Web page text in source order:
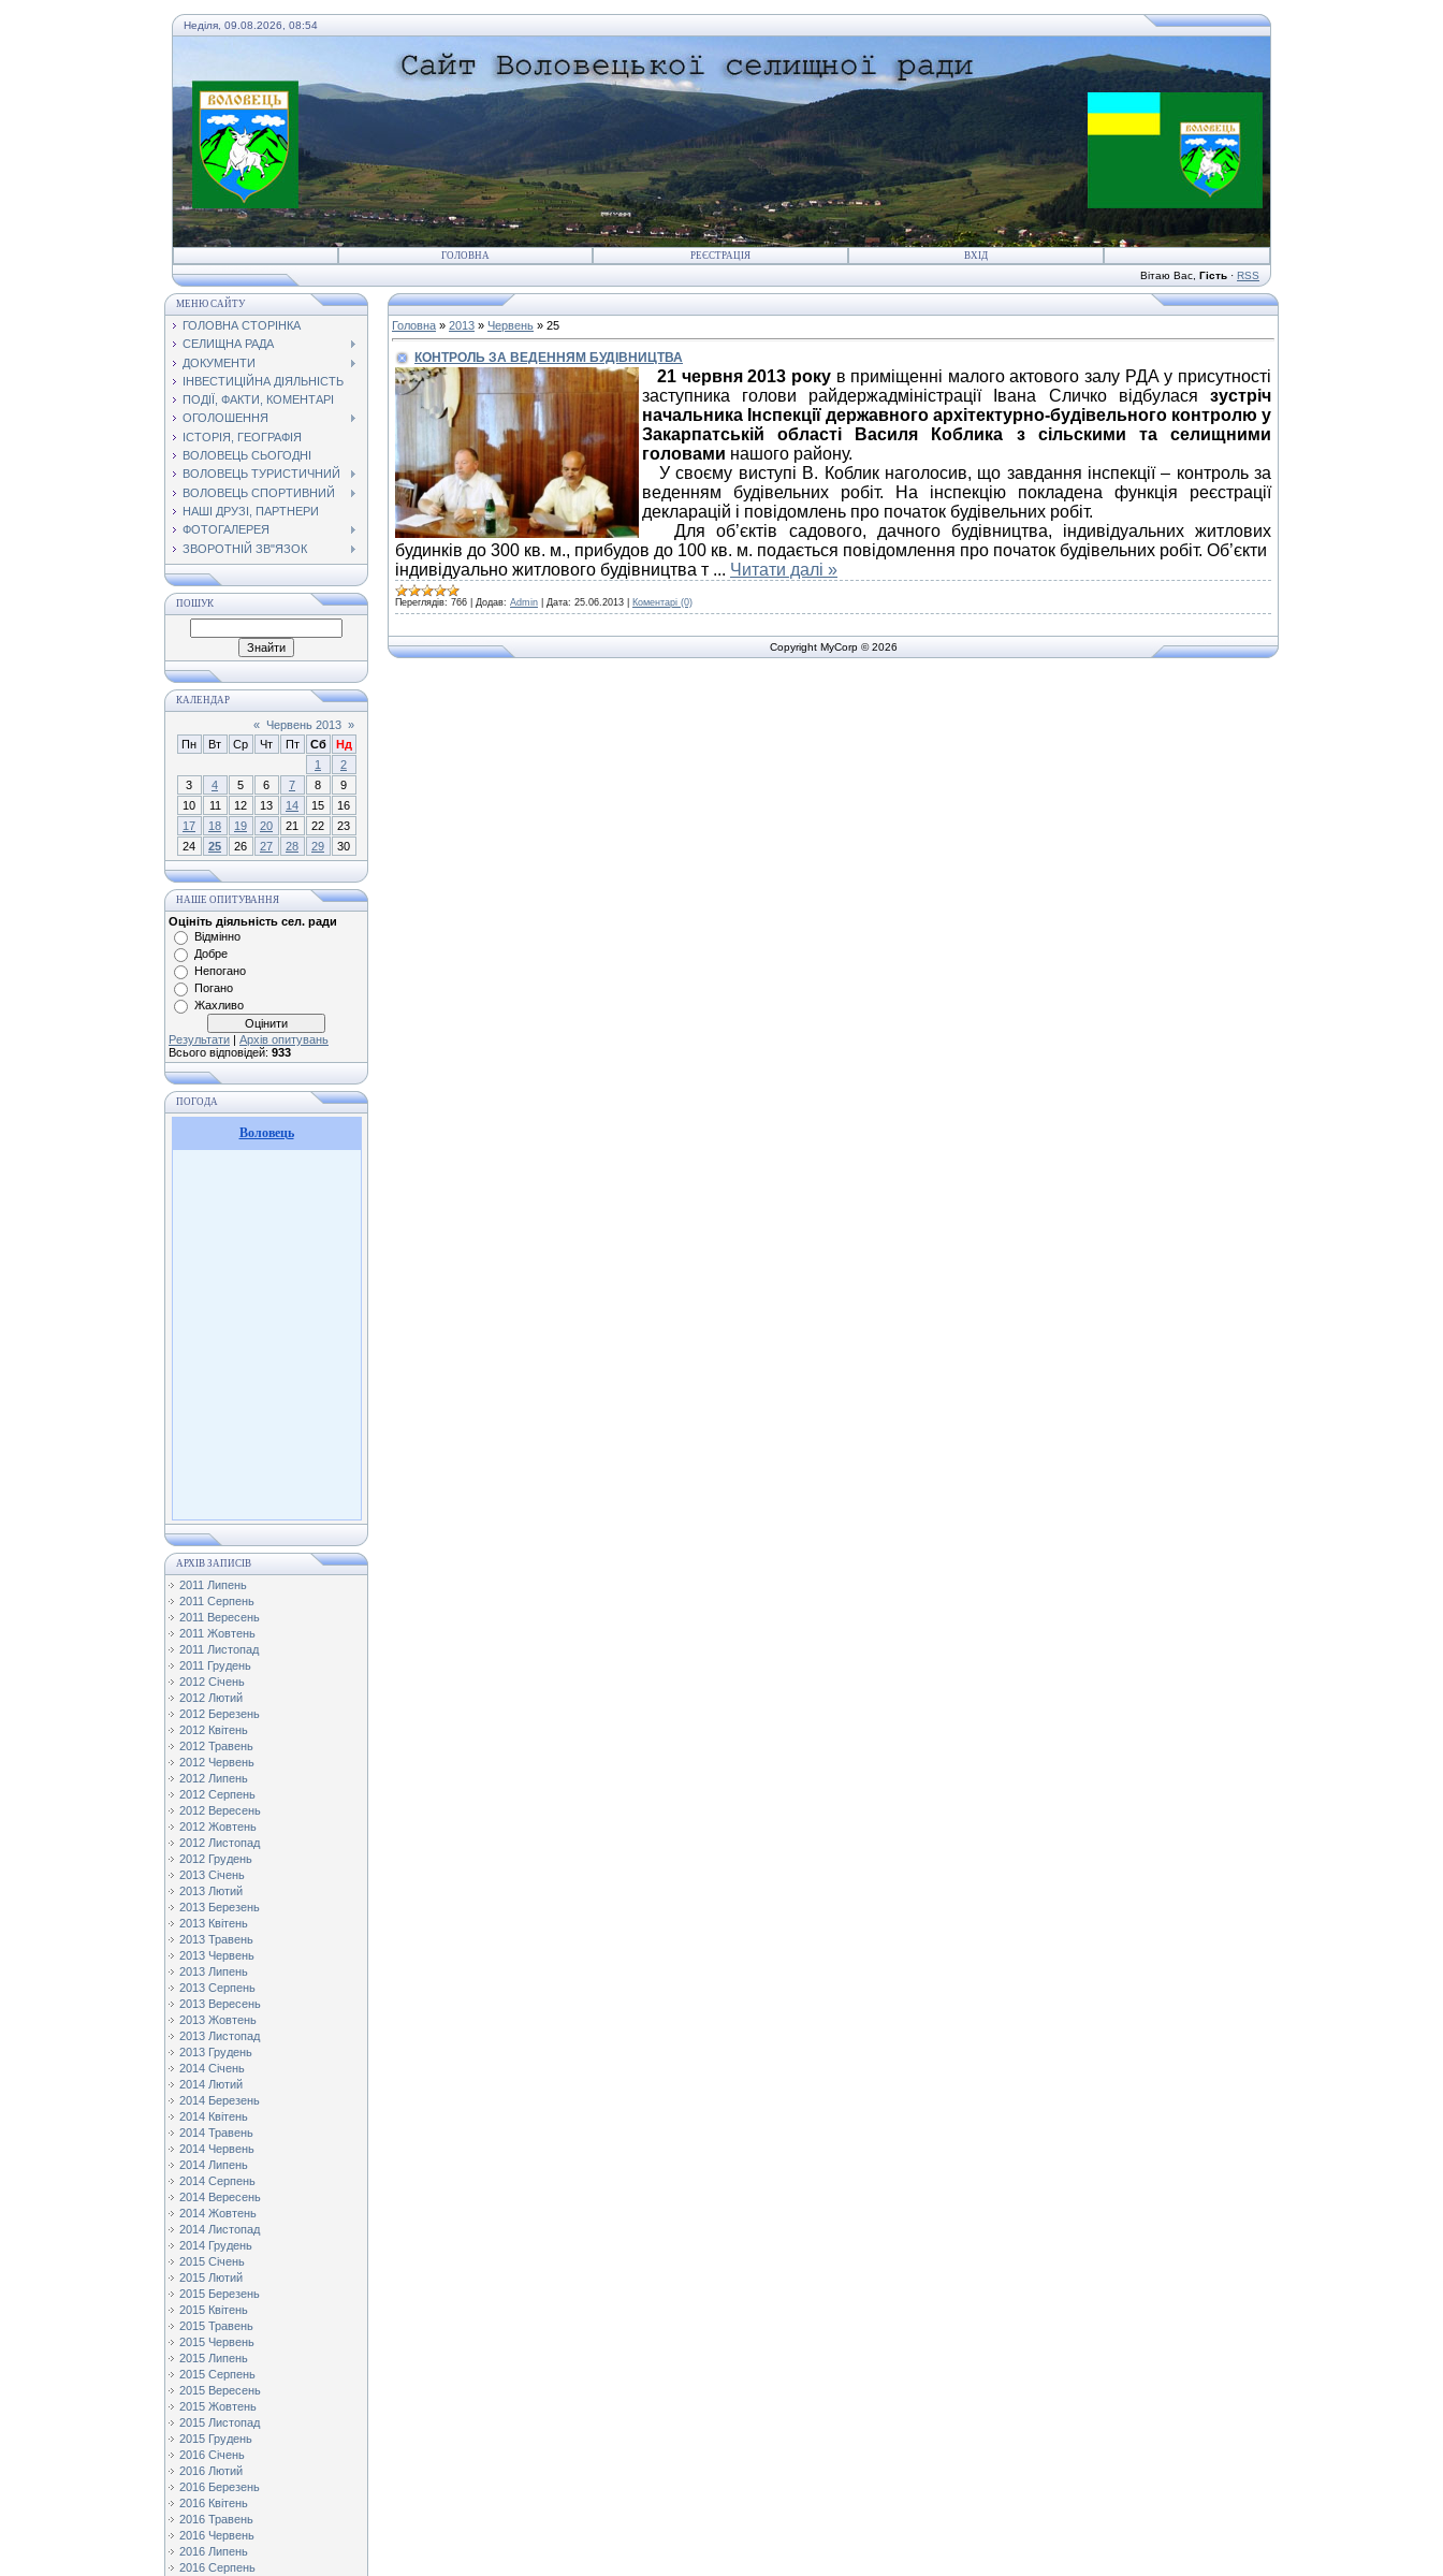
Неділя, 09.08.2026, 08:54
ГОЛОВНА РЕЄСТРАЦІЯ ВХІД
Вітаю Вас Гість · RSS
МЕНЮ САЙТУ
ГОЛОВНА СТОРІНКА
СЕЛИЩНА РАДА
ДОКУМЕНТИ
ІНВЕСТИЦІЙНА ДІЯЛЬНІСТЬ
ПОДІЇ, ФАКТИ, КОМЕНТАРІ
ОГОЛОШЕННЯ
ІСТОРІЯ, ГЕОГРАФІЯ
ВОЛОВЕЦЬ СЬОГОДНІ
ВОЛОВЕЦЬ ТУРИСТИЧНИЙ
ВОЛОВЕЦЬ СПОРТИВНИЙ
НАШІ ДРУЗІ, ПАРТНЕРИ
ФОТОГАЛЕРЕЯ
ЗВОРОТНІЙ ЗВ"ЯЗОК
ПОШУК
КАЛЕНДАР
« Червень 2013 »
Пн
Вт Ср Чт Пт Сб
Нд
1
2
3
4 5 6 7 8
9
10
11 12 13 14 15
16
17
18 19 20 21 22
23
24
25 26 27 28 29 30
НАШЕ ОПИТУВАННЯ
Оцініть діяльність сел. ради
Відмінно
Добре
Непогано
Погано
Жахливо
Результати | Архів опитувань
Всього відповідей: 933
ПОГОДА
Воловець
АРХІВ ЗАПИСІВ
2011 Липень
2011 Серпень
2011 Вересень
2011 Жовтень
2011 Листопад
2011 Грудень
2012 Січень
2012 Лютий
2012 Березень
2012 Квітень
2012 Травень
2012 Червень
2012 Липень
2012 Серпень
2012 Вересень
2012 Жовтень
2012 Листопад
2012 Грудень
2013 Січень
2013 Лютий
2013 Березень
2013 Квітень
2013 Травень
2013 Червень
2013 Липень
2013 Серпень
2013 Вересень
2013 Жовтень
2013 Листопад
2013 Грудень
2014 Січень
2014 Лютий
2014 Березень
2014 Квітень
2014 Травень
2014 Червень
2014 Липень
2014 Серпень
2014 Вересень
2014 Жовтень
2014 Листопад
2014 Грудень
2015 Січень
2015 Лютий
2015 Березень
2015 Квітень
2015 Травень
2015 Червень
2015 Липень
2015 Серпень
2015 Вересень
2015 Жовтень
2015 Листопад
2015 Грудень
2016 Січень
2016 Лютий
2016 Березень
2016 Квітень
2016 Травень
2016 Червень
2016 Липень
2016 Серпень
Головна » 2013 » Червень » 25
КОНТРОЛЬ ЗА ВЕДЕННЯМ БУДІВНИЦТВА
21 червня 2013 року в приміщенні малого актового залу РДАу присутності
заступника голови райдержадміністрації Івана Сличко відбулася зустріч
начальника Інспекції державного архітектурно-будівельного контролю у
Закарпатській області Василя Коблика з сільскими та селищними
головами нашого району.
У своєму виступі В. Коблик наголосив, що завдання інспекції – контроль за
веденням будівельних робіт. На інспекцію покладена функція реєстрації
декларацій і повідомлень про початок будівельних робіт.
Для об’єктів садового, дачного будівництва, індивідуальних житлових
будинків до 300 кв. м., прибудов до 100 кв. м. подається повідомлення про початок будівельних робіт. Об’єкти
індивідуально житлового будівництва т ... Читати далі »
Переглядів: 766 Додав: Admin Дата: 25.06.2013 Коментарі (0)
Copyright MyCorp © 2026